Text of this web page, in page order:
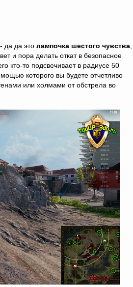
да да это лампочка шестого чувства
и пора делать откат в безопасное
кто-то подсвечивает в радиусе 50
которого вы будете отчетливо
или холмами от обстрела во